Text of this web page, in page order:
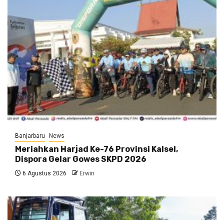
Banjarbaru News
Meriahkan Harjad Ke-76 Provinsi Kalsel,
Dispora Gelar Gowes SKPD 2026
6 Agustus 2026 Erwin